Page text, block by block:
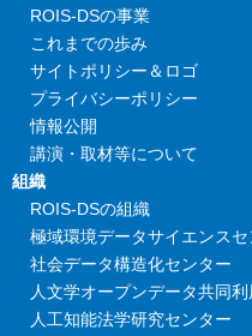
ROIS-DSの事業
これまでの歩み
サイトポリシー＆ロゴ
プライバシーポリシー
情報公開
講演・取材等について
組織
ROIS-DSの組織
極域環境データサイエンスセ
社会データ構造化センター
人文学オープンデータ共同
人工知能法学研究センター